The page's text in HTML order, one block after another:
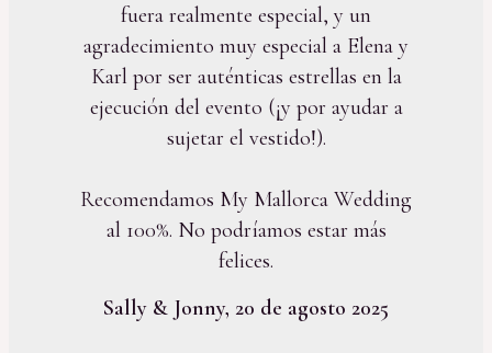
fuera realmente especial, y un
agradecimiento muy especial a Elena y
Karl por ser auténticas estrellas en la
ejecución del evento (¡y por ayudar a
sujetar el vestido!).
Recomendamos My Mallorca Wedding
al 100%. No podríamos estar más
felices.
Sally & Jonny, 20 de agosto 2025